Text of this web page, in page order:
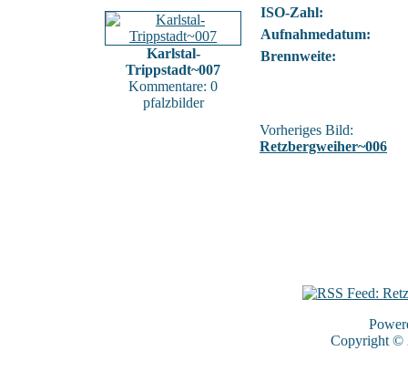
Karlstal-
Trippstadt~007
Kommentare: 0
pfalzbilder
ISO-Zahl:
Aufnahmedatum:
Brennweite:
Vorheriges Bild:
Retzbergweiher~006
Copyright ©